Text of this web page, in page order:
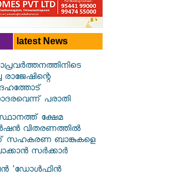
latest News
രാജേഷിന്റെ
പരാതി
ക്ഷേമ
വിതരണത്തിൽ
സഹകരണ ബാങ്കുകളെ
സർക്കാർ
'ഡോൾഫിൻ